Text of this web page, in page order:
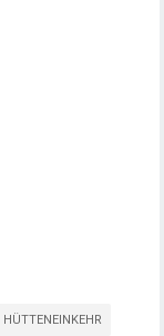
HÜTTENEINKEHR